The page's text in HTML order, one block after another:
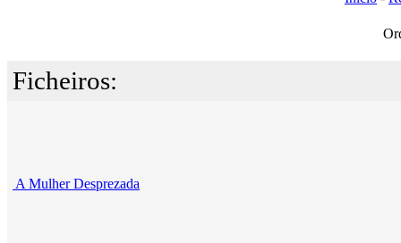
Ficheiros:
A Mulher Desprezada